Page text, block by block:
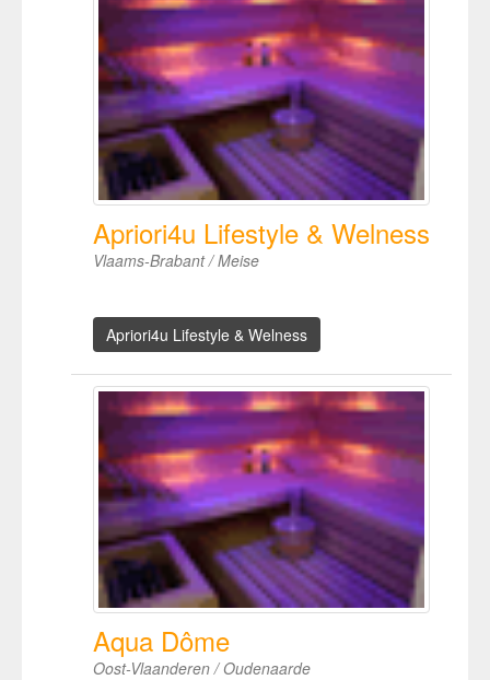
Apriori4u Lifestyle & Welness
Vlaams-Brabant / Meise
Apriori4u Lifestyle & Welness
Aqua Dôme
Oost-Vlaanderen / Oudenaarde